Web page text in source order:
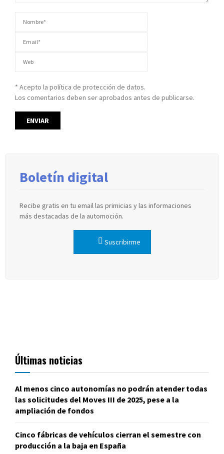
* Acepto la política de protección de datos.
Los comentarios deben ser aprobados antes de publicarse.
Boletín digital
Recibe gratis en tu email las primicias y las informaciones
más destacadas de la automoción.
Suscribirme
Últimas noticias
Al menos cinco autonomías no podrán atender todas
las solicitudes del Moves III de 2025, pese a la
ampliación de fondos
Cinco fábricas de vehículos cierran el semestre con
producción a la baja en España